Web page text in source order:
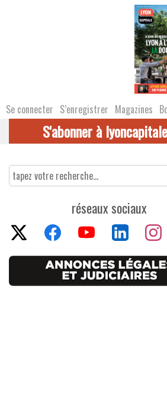
Se connecter S’enregistrer Magazines
S'abonner à
réseaux sociaux